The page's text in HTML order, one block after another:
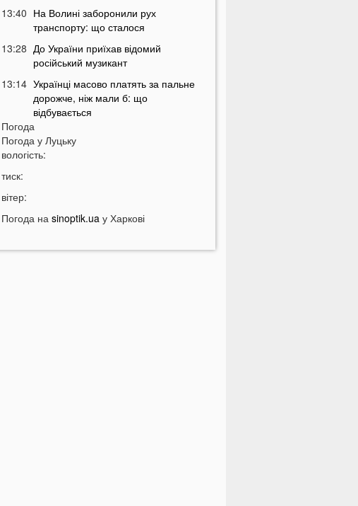
13:40 На Волині заборонили рух
транспорту: що сталося
13:28 До України приїхав відомий
російський музикант
13:14 Українці масово платять за пальне
дорожче, ніж мали б: що
відбувається
12:45 Українців попередили про
повернення графіків відключень
світла
12:26
12:13 Популярний продукт подорожчав на
11:44 У Луцьку чоловік вдарив сусіда
Погода
Погода у Луцьку
вологість:
тиск:
вітер:
Погода на sinoptik.uaу Харкові